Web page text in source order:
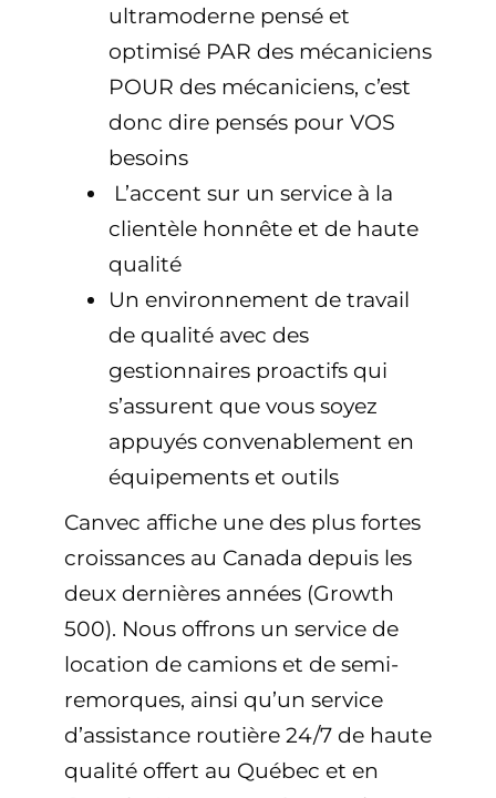
ultramoderne pensé et
optimisé PAR des mécaniciens
POUR des mécaniciens, c’est
donc dire pensés pour VOS
besoins
L’accent sur un service à la
clientèle honnête et de haute
qualité
Un environnement de travail
de qualité avec des
gestionnaires proactifs qui
s’assurent que vous soyez
appuyés convenablement en
équipements et outils
Canvec affiche une des plus fortes
croissances au Canada depuis les
deux dernières années (Growth
500). Nous offrons un service de
location de camions et de semi-
remorques, ainsi qu’un service
d’assistance routière 24/7 de haute
qualité offert au Québec et en